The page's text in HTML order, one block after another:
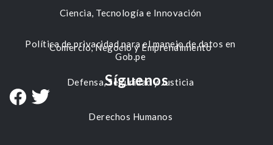
Ciencia, Tecnología e Innovación
Comercio, Negocio y Emprendimiento
Defensa, Seguridad y Justicia
Derechos Humanos
Política de privacidad para el manejo de datos en
Gob.pe
Síguenos